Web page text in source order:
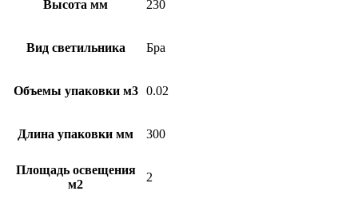
Высота мм 230
Вид светильника Бра
Объемы упаковки м3 0.02
Длина упаковки мм 300
Площадь освещения
м2
2